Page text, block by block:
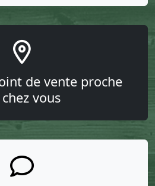
de vente proche
vous